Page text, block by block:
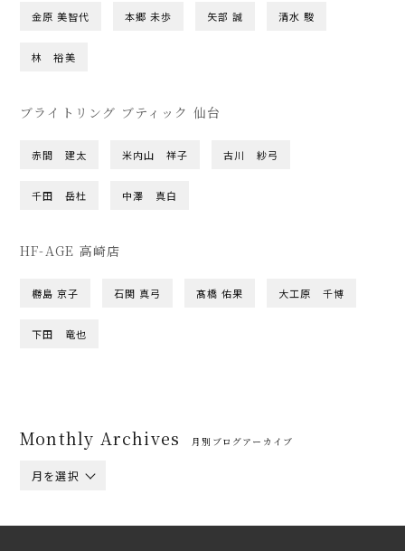
金原 美智代 本郷 未歩 矢部 誠 清水 駿
林 裕美
ブライトリング ブティック 仙台
赤間 建太 米内山 祥子 古川 紗弓
千田 岳杜 中澤 真白
HF-AGE 高崎店
橳島 京子 石関 真弓 髙橋 佑果 大工原 千博
下田 竜也
Monthly Archives 月別ブログアーカイブ
月を選択